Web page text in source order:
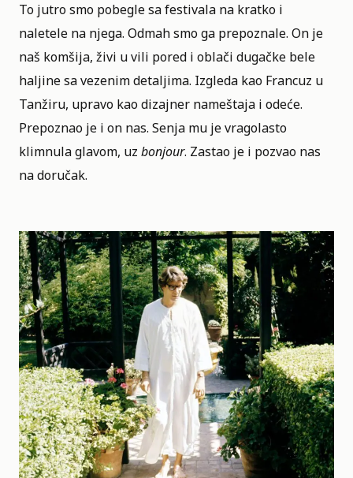
To jutro smo pobegle sa festivala na kratko i
naletele na njega. Odmah smo ga prepoznale. On je
naš komšija, živi u vili pored i oblači dugačke bele
haljine sa vezenim detaljima. Izgleda kao Francuz u
Tanžiru, upravo kao dizajner nameštaja i odeće.
Prepoznao je i on nas. Senja mu je vragolasto
klimnula glavom, uz bonjour. Zastao je i pozvao nas
na doručak.